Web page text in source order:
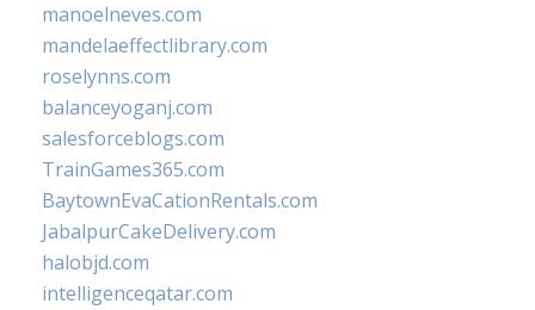
manoelneves.com
mandelaeffectlibrary.com
roselynns.com
balanceyoganj.com
salesforceblogs.com
TrainGames365.com
BaytownEvaCationRentals.com
JabalpurCakeDelivery.com
halobjd.com
intelligenceqatar.com